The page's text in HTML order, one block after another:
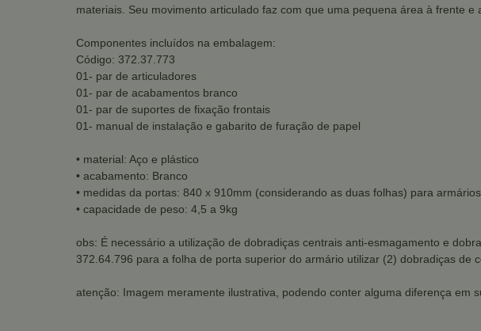
materiais. Seu movimento articulado faz com que uma pequena área à frente
Componentes incluídos na embalagem:
Código: 372.37.773
01- par de articuladores
01- par de acabamentos branco
01- par de suportes de fixação frontais
01- manual de instalação e gabarito de furação de papel
• material: Aço e plástico
• acabamento: Branco
• medidas da portas: 840 x 910mm (considerando as duas folhas) para
• capacidade de peso: 4,5 a 9kg
obs: É necessário a utilização de dobradiças centrais anti-esmagamento e
372.64.796 para a folha de porta superior do armário utilizar (2) dobradiças de
atenção: Imagem meramente ilustrativa, podendo conter alguma diferença em